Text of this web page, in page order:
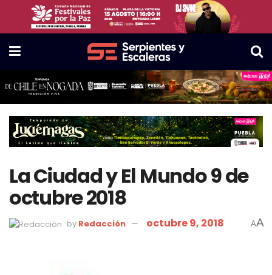
La Ciudad y El Mundo 9 de
octubre 2018
by Redacción octubre 9, 2018 AA